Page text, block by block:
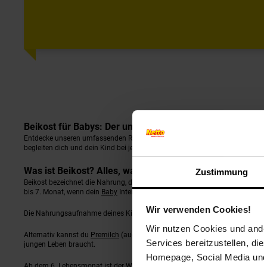
Zustimmung
Wir verwenden Cookies!
Wir nutzen Cookies und
Services bereitzustellen,
Homepage, Social Media
Beikost für Babys: Der umfassende Ratgeber für einen
Entdecke unseren umfassenden Ratgeber zur Beikosteinführung!
begleiten dich und dein Kind bei jedem Ernährungsschritt. Mit unseren
Was ist Beikost? Alles, was du über den Start der Baby-
Beikost bezeichnet die Nahrung, die dein Kind zusätzlich zur Muttermilch
bis 7. Monat, wenn dein Baby Interesse an Lebensmitteln zeigt. Ein
Die Nahrungsaufnahme deines Kindes verläuft in verschiedenen
Alternativ kannst du Premilch (auch
genannt) von Geburt
jungen Leben braucht.